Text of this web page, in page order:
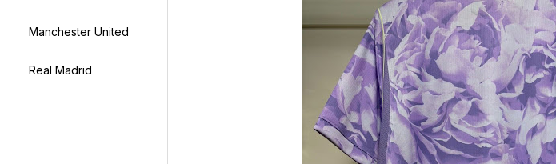
Manchester United
Real Madrid